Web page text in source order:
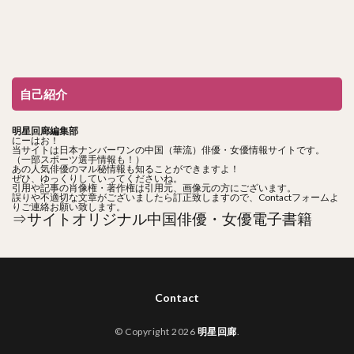
自己紹介
明星回廊編集部
にーはお！
当サイトは日本ナンバーワンの中国（華流）俳優・女優情報サイトです。
（一部スポーツ選手情報も！）
あの人気俳優のマル秘情報も知ることができますよ！
ぜひ、ゆっくりしていってくださいね。
引用や記事の肖像権・著作権は引用元、画像元の方にございます。
誤りや不適切な文章がございましたら訂正致しますので、Contactフォームよ
りご連絡お願い致します。
⇒サイトオリジナル中国俳優・女優電子書籍
Contact
© Copyright 2026 明星回廊.